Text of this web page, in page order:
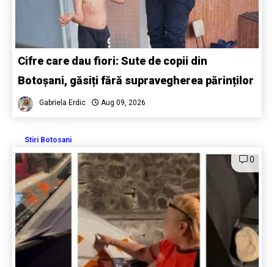
Cifre care dau fiori: Sute de copii din
Botoșani, găsiți fără supravegherea părinților
Gabriela Erdic Aug 09, 2026
Stiri Botosani
0